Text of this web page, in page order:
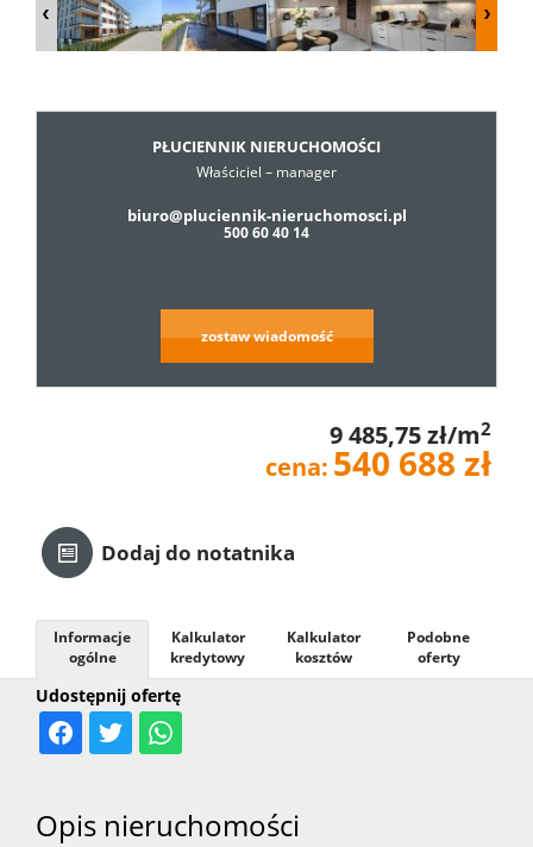
Lokale
PŁUCIENNIK NIERUCHOMOŚCI
Właściciel – manager
biuro@pluciennik-nieruchomosci.pl
500 60 40 14
zostaw wiadomość
9 485,75 zł/m2
cena: 540 688 zł
Dodaj do notatnika
Udostępnij ofertę
Informacje
ogólne
Kalkulator
kredytowy
Kalkulator
kosztów
Podobne
oferty
Opis nieruchomości